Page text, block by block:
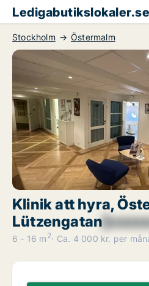
Ledigabutikslokaler.se
Stockholm Östermalm
Klinik att hyra,
Lützengatan
6 - 16 m 2 Ca. 4 000 kr. per